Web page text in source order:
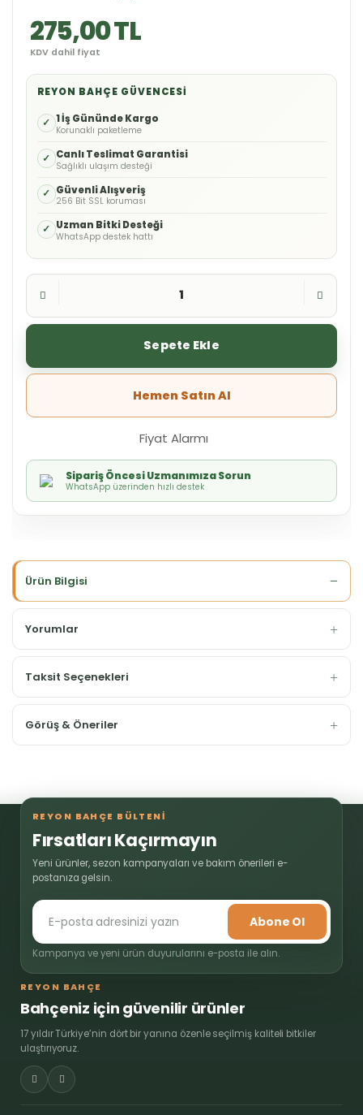
275,00 TL
KDV dahil fiyat
REYON BAHÇE GÜVENCESI
✓ 1 İş Gününde Kargo
Korunaklı paketleme
✓ Canlı Teslimat Garantisi
Sağlıklı ulaşım desteği
✓ Güvenli Alışveriş
256 Bit SSL koruması
✓ Uzman Bitki Desteği
WhatsApp destek hattı
Sepete Ekle
Hemen Satın Al
Fiyat Alarmı
Sipariş Öncesi Uzmanımıza Sorun
WhatsApp üzerinden hızlı destek
Ürün Bilgisi
Yorumlar
Taksit Seçenekleri
Görüş & Öneriler
REYON BAHÇE BÜLTENİ
Fırsatları Kaçırmayın
Yeni ürünler, sezon kampanyaları ve bakım önerileri e-
postanıza gelsin.
Abone Ol
Kampanya ve yeni ürün duyurularını e-posta ile alın.
REYON BAHÇE
Bahçeniz için güvenilir ürünler
17 yıldır Türkiye’nin dört bir yanına özenle seçilmiş kaliteli bitkiler
ulaştırıyoruz.